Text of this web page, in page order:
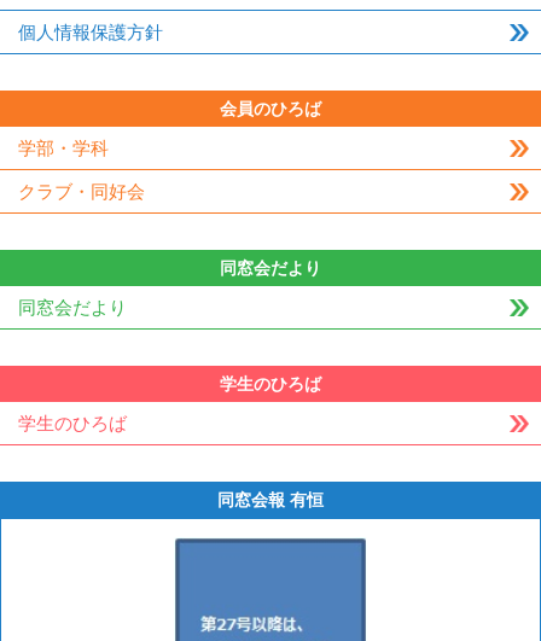
個人情報保護方針
会員のひろば
学部・学科
クラブ・同好会
同窓会だより
同窓会だより
学生のひろば
学生のひろば
同窓会報 有恒